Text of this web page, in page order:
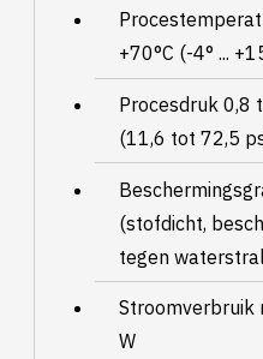
+70°C (-4° ...
Procesdruk 0,8
(11,6 tot 72,5
(stofdicht,
tegen
Stroomverbruik
W